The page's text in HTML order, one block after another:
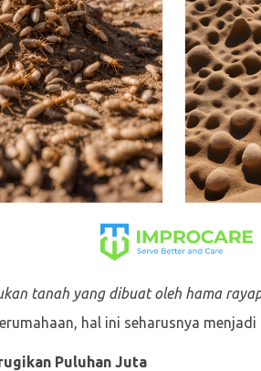
tanah yang dibuat oleh hama
hal ini seharusnya menjadi
Puluhan Juta